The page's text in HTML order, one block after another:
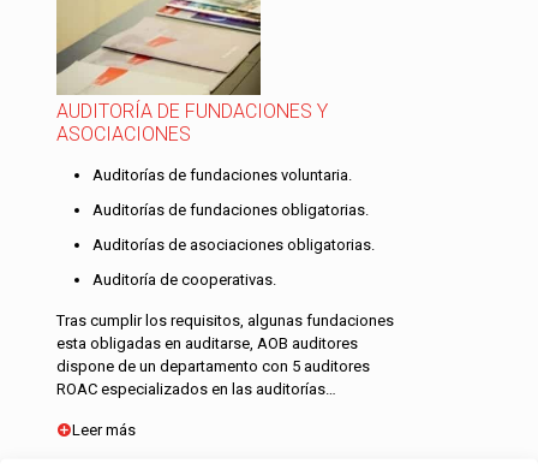
AUDITORÍA DE FUNDACIONES Y
ASOCIACIONES
Auditorías de fundaciones voluntaria.
Auditorías de fundaciones obligatorias.
Auditorías de asociaciones obligatorias.
Auditoría de cooperativas.
Tras cumplir los requisitos, algunas fundaciones
esta obligadas en auditarse, AOB auditores
dispone de un departamento con 5 auditores
ROAC especializados en las auditorías…
Leer más